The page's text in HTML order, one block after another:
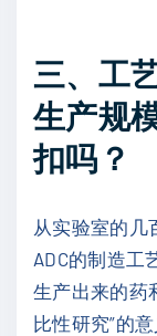
三、工
生产规
扣吗？
从实验室的几
ADC的制造工
生产出来的药
比性研究”的